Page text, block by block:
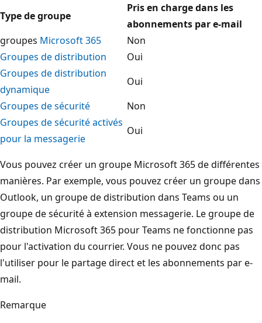
Type de groupe
Pris en charge dans les
abonnements par e-mail
groupes Microsoft 365
Non
Groupes de distribution
Oui
Groupes de distribution
dynamique
Oui
Groupes de sécurité
Non
Groupes de sécurité activés
pour la messagerie
Oui
Vous pouvez créer un groupe Microsoft 365 de différentes
manières. Par exemple, vous pouvez créer un groupe dans
Outlook, un groupe de distribution dans Teams ou un
groupe de sécurité à extension messagerie. Le groupe de
distribution Microsoft 365 pour Teams ne fonctionne pas
pour l'activation du courrier. Vous ne pouvez donc pas
l'utiliser pour le partage direct et les abonnements par e-
mail.
Remarque